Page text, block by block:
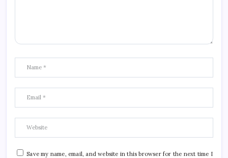
Save my name, email, and website in this browser for the next time I